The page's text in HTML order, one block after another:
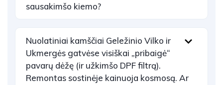
sausakimšo kiemo?
Nuolatiniai kamščiai Geležinio Vilko ir
Ukmergės gatvėse visiškai „pribaigė“
pavarų dėžę (ir užkimšo DPF filtrą).
Remontas sostinėje kainuoja kosmosą. Ar